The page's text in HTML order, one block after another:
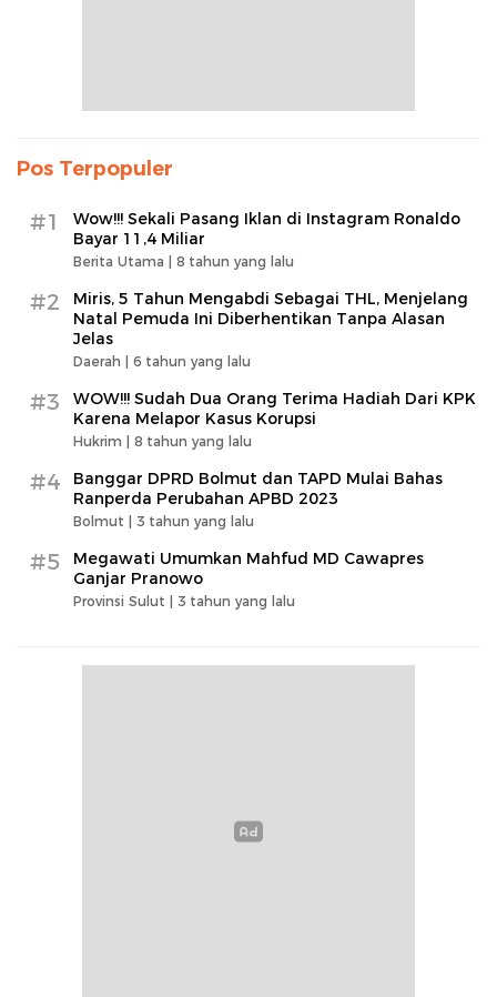
Pos Terpopuler
#1
Wow!!! Sekali Pasang Iklan di Instagram Ronaldo
Bayar 11,4 Miliar
Berita Utama | 8 tahun yang lalu
#2
Miris, 5 Tahun Mengabdi Sebagai THL, Menjelang
Natal Pemuda Ini Diberhentikan Tanpa Alasan
Jelas
Daerah | 6 tahun yang lalu
#3
WOW!!! Sudah Dua Orang Terima Hadiah Dari KPK
Karena Melapor Kasus Korupsi
Hukrim | 8 tahun yang lalu
#4
Banggar DPRD Bolmut dan TAPD Mulai Bahas
Ranperda Perubahan APBD 2023
Bolmut | 3 tahun yang lalu
#5
Megawati Umumkan Mahfud MD Cawapres
Ganjar Pranowo
Provinsi Sulut | 3 tahun yang lalu